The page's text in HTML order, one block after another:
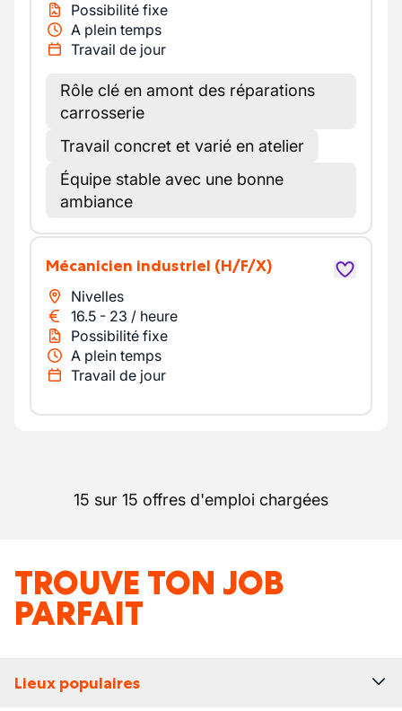
Possibilité fixe
A plein temps
Travail de jour
Rôle clé en amont des réparations
carrosserie
Travail concret et varié en atelier
Équipe stable avec une bonne
ambiance
Mécanicien industriel (H/F/X)
Nivelles
16.5 - 23 / heure
Possibilité fixe
A plein temps
Travail de jour
15 sur 15 offres d'emploi chargées
TROUVE TON JOB
PARFAIT
Lieux populaires